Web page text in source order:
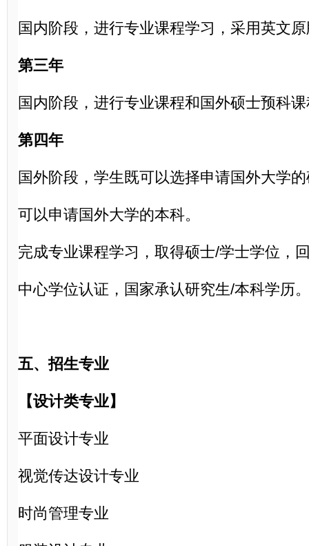
国内阶段，进行专业课程学习，采用英文
第三年
国内阶段，进行专业课程和国外硕士预科
第四年
国外阶段，学生既可以选择申请国外大学
可以申请国外大学的本科。
完成专业课程学习，取得硕士/学士学位，
中心学位认证，国家承认研究生/本科学历
五、招生专业
【设计类专业】
平面设计专业
视觉传达设计专业
时尚管理专业